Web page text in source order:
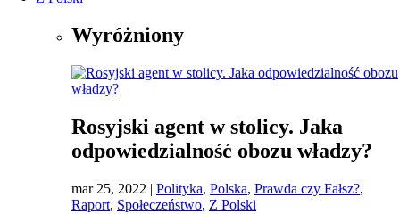
Wyróżniony
Rosyjski agent w stolicy. Jaka
odpowiedzialność obozu władzy?
mar 25, 2022 | Polityka, Polska, Prawda czy Fałsz?,
Raport, Społeczeństwo, Z Polski